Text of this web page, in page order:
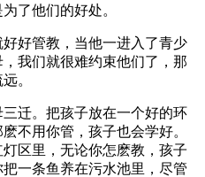
了他们的好处。
好管教，当他一进入了青少
我们就很难约束他们了，那
。
迁。把孩子放在一个好的环
不用你管，孩子也会学好。
区里，无论你怎麽教，孩子
一条鱼养在污水池里，尽管